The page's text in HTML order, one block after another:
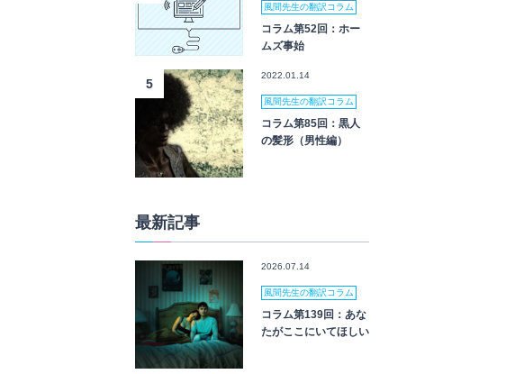
風間先生の翻訳コラム
コラム第52回：ホー
ムズ事始
5
2022.01.14
風間先生の翻訳コラム
コラム第85回：黒人
の髪形（男性編）
最新記事
2026.07.14
風間先生の翻訳コラム
コラム第139回：あな
たがここにいてほしい